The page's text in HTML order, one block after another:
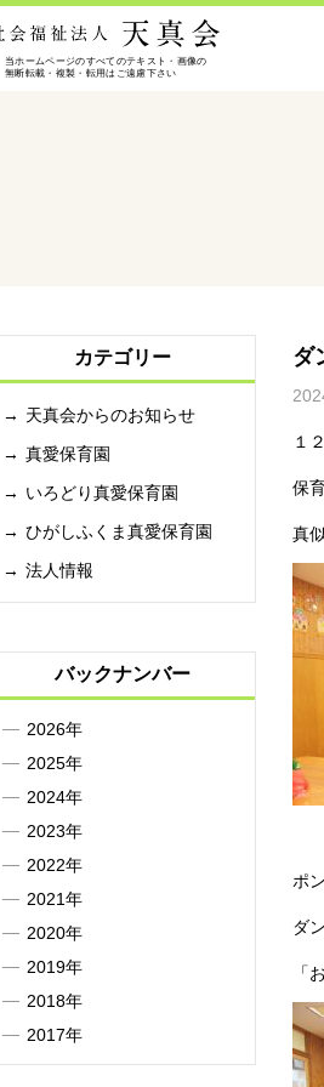
ダ
１
保
真
ポ
ダ
「
カテゴリー
天真会からのお知らせ
真愛保育園
いろどり真愛保育園
ひがしふくま真愛保育園
法人情報
バックナンバー
2026年
2025年
2024年
2023年
2022年
2021年
2020年
2019年
2018年
2017年